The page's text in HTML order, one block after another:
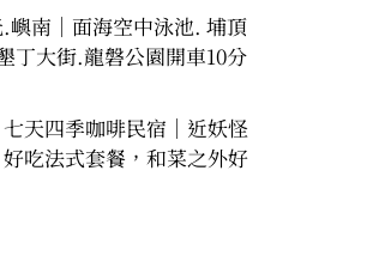
嶼南｜面海空中泳池. 埔頂
丁大街.龍磐公園開車10分
天四季咖啡民宿｜近妖怪
吃法式套餐，和菜之外好